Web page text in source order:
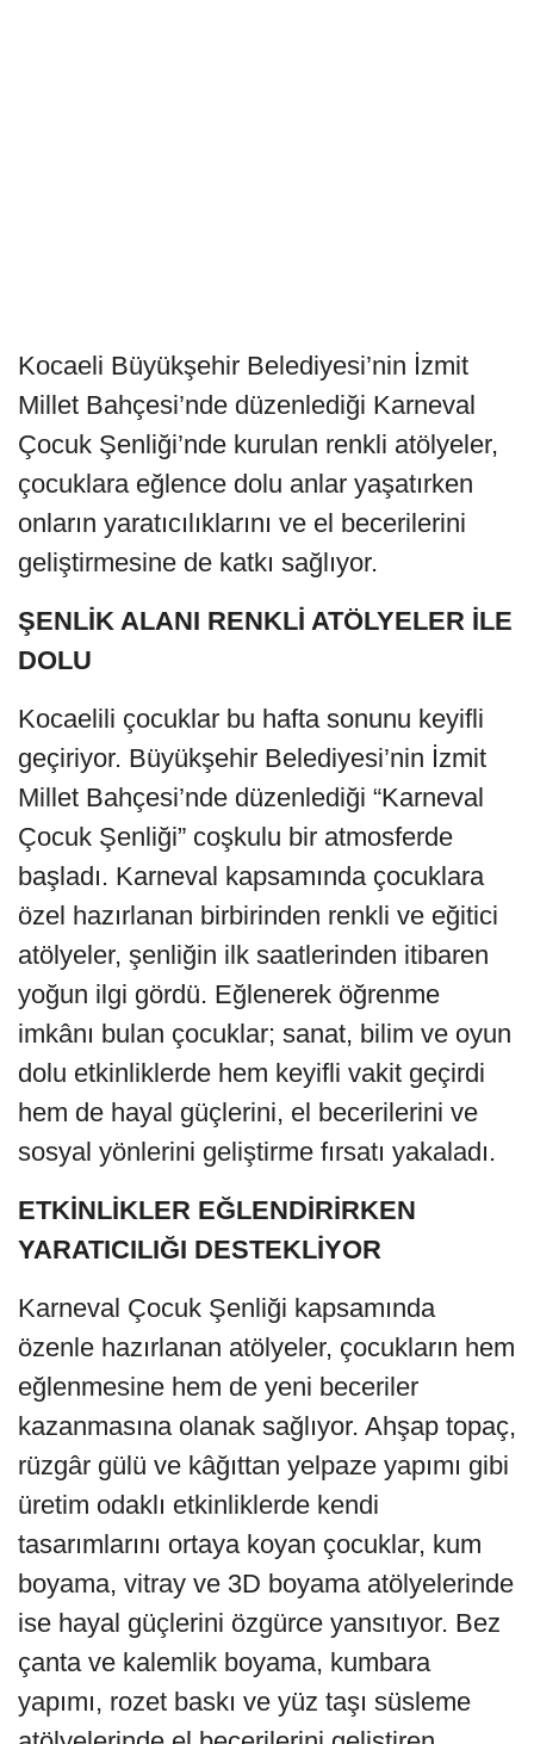
Kocaeli Büyükşehir Belediyesi’nin İzmit
Millet Bahçesi’nde düzenlediği Karneval
Çocuk Şenliği’nde kurulan renkli atölyeler,
çocuklara eğlence dolu anlar yaşatırken
onların yaratıcılıklarını ve el becerilerini
geliştirmesine de katkı sağlıyor.
ŞENLİK ALANI RENKLİ ATÖLYELER İLE
DOLU
Kocaelili çocuklar bu hafta sonunu keyifli
geçiriyor. Büyükşehir Belediyesi’nin İzmit
Millet Bahçesi’nde düzenlediği “Karneval
Çocuk Şenliği” coşkulu bir atmosferde
başladı. Karneval kapsamında çocuklara
özel hazırlanan birbirinden renkli ve eğitici
atölyeler, şenliğin ilk saatlerinden itibaren
yoğun ilgi gördü. Eğlenerek öğrenme
imkânı bulan çocuklar; sanat, bilim ve oyun
dolu etkinliklerde hem keyifli vakit geçirdi
hem de hayal güçlerini, el becerilerini ve
sosyal yönlerini geliştirme fırsatı yakaladı.
ETKİNLİKLER EĞLENDİRİRKEN
YARATICILIĞI DESTEKLİYOR
Karneval Çocuk Şenliği kapsamında
özenle hazırlanan atölyeler, çocukların hem
eğlenmesine hem de yeni beceriler
kazanmasına olanak sağlıyor. Ahşap topaç,
rüzgâr gülü ve kâğıttan yelpaze yapımı gibi
üretim odaklı etkinliklerde kendi
tasarımlarını ortaya koyan çocuklar, kum
boyama, vitray ve 3D boyama atölyelerinde
ise hayal güçlerini özgürce yansıtıyor. Bez
çanta ve kalemlik boyama, kumbara
yapımı, rozet baskı ve yüz taşı süsleme